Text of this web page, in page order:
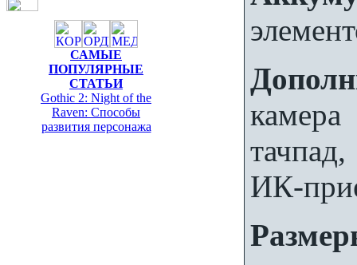
САМЫЕ
ПОПУЛЯРНЫЕ
СТАТЬИ
Gothic 2: Night of the
Raven: Способы
развития персонажа
ИК-